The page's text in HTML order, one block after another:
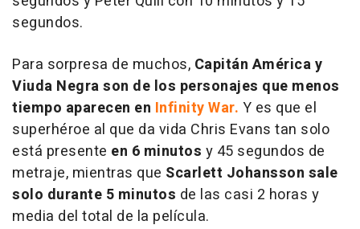
segundos.
Para sorpresa de muchos, Capitán América y
Viuda Negra son de los personajes que menos
tiempo aparecen en Infinity War. Y es que el
superhéroe al que da vida Chris Evans tan solo
está presente en 6 minutos y 45 segundos de
metraje, mientras que Scarlett Johansson sale
solo durante 5 minutos de las casi 2 horas y
media del total de la película.